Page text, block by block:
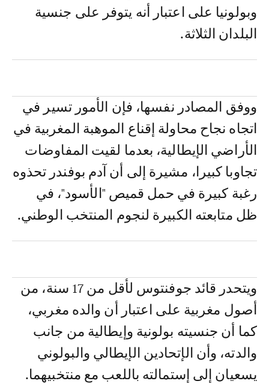
وبولونيا على اعتبار أنه يتوفر على جنسية
البلدان الثلاثة.
ووفق المصادر نفسها، فإن الأمور تسير في
اتجاه نجاح محاولة إقناع الموهبة المغربية في
الأراضي الإيطالية، بعدما لقيت المفاوضات
تجاوبا كبيرا، مشيرة إلى أن آدم بوفندر تحذوه
رغبة كبيرة في حمل قميص "الأسود"، في
ظل متابعته الكبيرة لنجوم المنتخب الوطني.
ويتحدر قائد جوفنتوس لأقل من 17 سنة، من
أصول مغربية على اعتبار أن والده مغربي،
كما أن جنسيته بولونية وإيطالية من جانب
والدته، وأن الإتحادين الإيطالي والبولوني
يسعيان إلى إستمالته باللعب مع منتخبيهما.